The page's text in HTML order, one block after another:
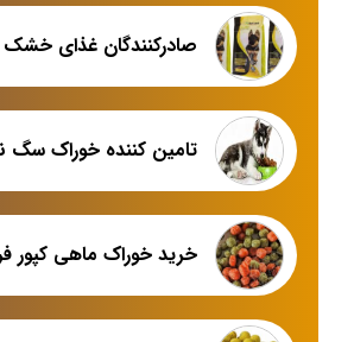
صادرکنندگان غذای
تامین کننده خوراک سگ